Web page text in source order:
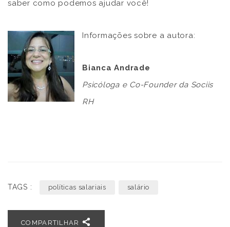
saber como podemos ajudar você!
Informações sobre a autora:
Bianca Andrade
Psicóloga e Co-Founder da Sociis
RH
TAGS : políticas salariais salário
COMPARTILHAR